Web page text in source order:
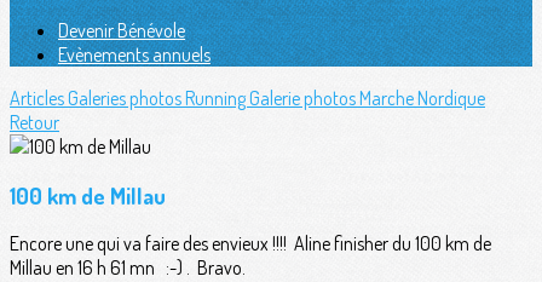
Devenir Bénévole
Evènements annuels
ArticlesGaleries photos RunningGalerie photos Marche Nordique
Retour
100 km de Millau
Encore une qui va faire des envieux !!!! Aline finisher du 100 km de
Millau en 16 h 61 mn :-) . Bravo.